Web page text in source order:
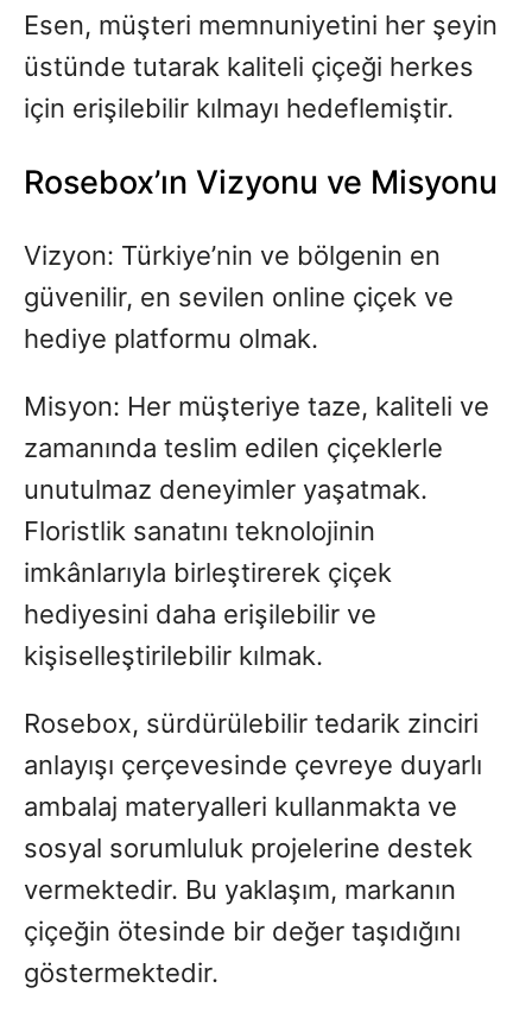
Esen, müşteri memnuniyetini her şeyin
üstünde tutarak kaliteli çiçeği herkes
için erişilebilir kılmayı hedeflemiştir.
Rosebox’ın Vizyonu ve Misyonu
Vizyon: Türkiye’nin ve bölgenin en
güvenilir, en sevilen online çiçek ve
hediye platformu olmak.
Misyon: Her müşteriye taze, kaliteli ve
zamanında teslim edilen çiçeklerle
unutulmaz deneyimler yaşatmak.
Floristlik sanatını teknolojinin
imkânlarıyla birleştirerek çiçek
hediyesini daha erişilebilir ve
kişiselleştirilebilir kılmak.
Rosebox, sürdürülebilir tedarik zinciri
anlayışı çerçevesinde çevreye duyarlı
ambalaj materyalleri kullanmakta ve
sosyal sorumluluk projelerine destek
vermektedir. Bu yaklaşım, markanın
çiçeğin ötesinde bir değer taşıdığını
göstermektedir.